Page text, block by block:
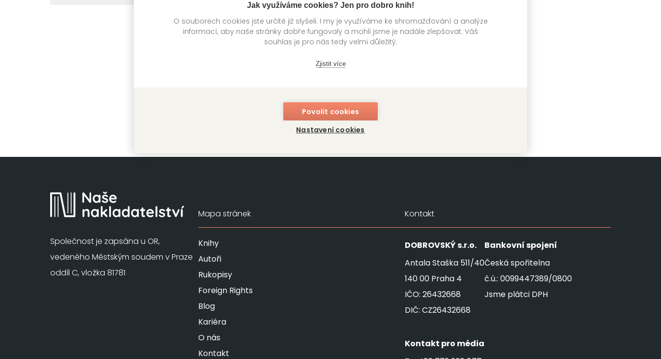
Jak využíváme cookies? Jen pro dobro knih!
O souborech cookies jste určitě již slyšeli. I my je využíváme ke shromažďování a analýze
informací, aby naše stránky dobře fungovaly a mohli jsme je nadále zlepšovat. Váš
souhlas je pro nás tedy velmi důležitý.
Zjistit více
Povolit cookies
Nastavení cookies
Velorexem na Ararat
Společnost je zapsána u OR,
vedeného Městským soudem v Praze
oddíl C, vložka 81781
Mapa stránek
Knihy
Autoři
Rukopisy
Foreign Rights
Blog
Kariéra
O nás
Kontakt
Kontakt
DOBROVSKÝs.r.o.
Antala Staška 511/40
140 00 Praha 4
IČO: 26432668
DIČ: CZ26432668
Bankovní spojení
Česká spořitelna
č.ú.: 0099447389/0800
Jsme plátci DPH
Kontakt pro média